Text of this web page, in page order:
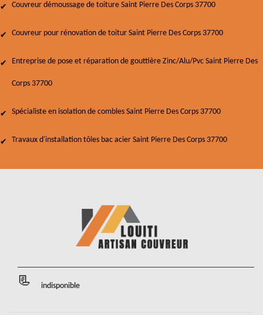
Couvreur démoussage de toiture Saint Pierre Des Corps 37700
Couvreur pour rénovation de toitur Saint Pierre Des Corps 37700
Entreprise de pose et réparation de gouttière Zinc/Alu/Pvc Saint Pierre Des
Corps 37700
Spécialiste en isolation de combles Saint Pierre Des Corps 37700
Travaux d'installation tôles bac acier Saint Pierre Des Corps 37700
indisponible